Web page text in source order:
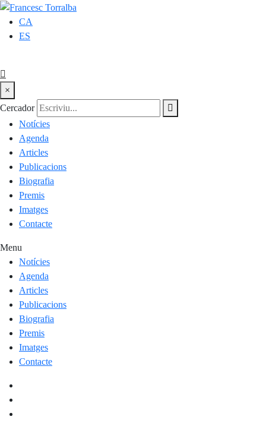
CA
ES
×
Cercador
Notícies
Agenda
Articles
Publicacions
Biografia
Premis
Imatges
Contacte
Menu
Notícies
Agenda
Articles
Publicacions
Biografia
Premis
Imatges
Contacte